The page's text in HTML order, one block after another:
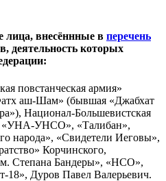
лица, внесённные в перечень
деятельность которых
повстанческая армия»
аш-Шам» (бывшая «Джабхат
Национал-Большевистская
«УНА-УНСО», «Талибан»,
народа», «Свидетели Иеговы»,
Корчинского,
Степана Бандеры», «НСО»,
18», Дуров Павел Валерьевич.